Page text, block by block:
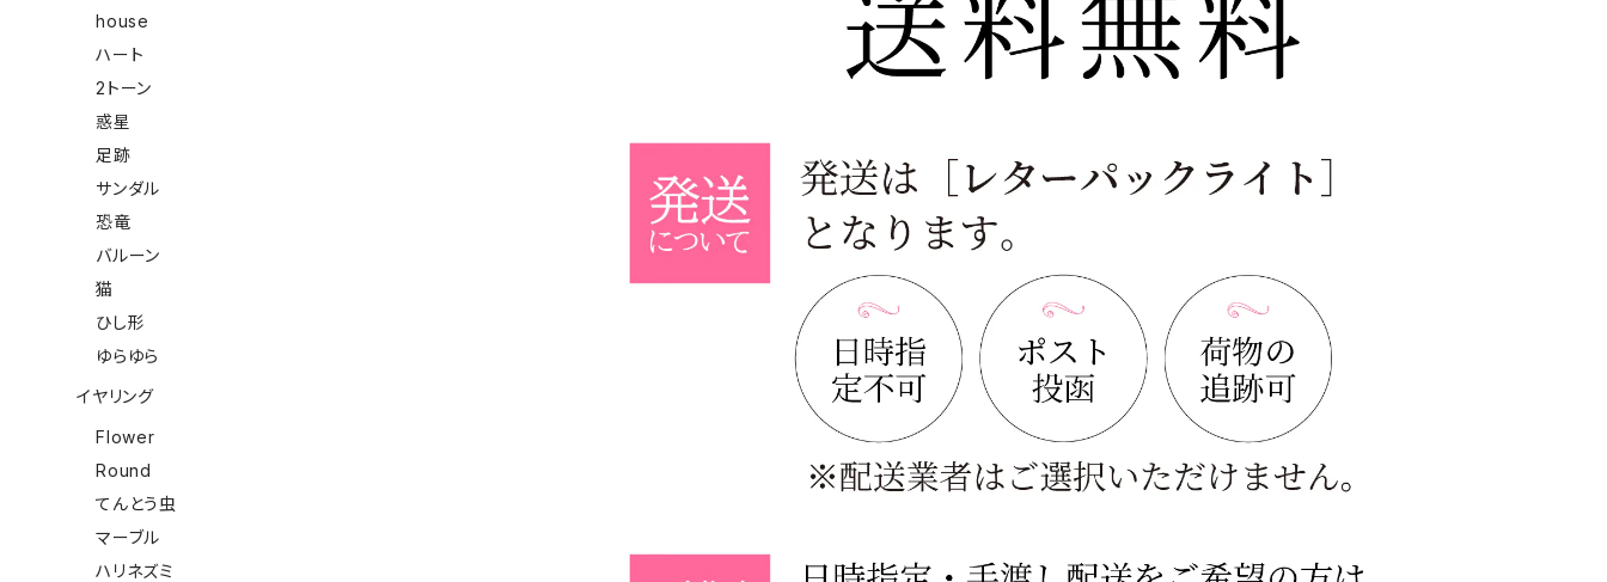
house
ハート
2トーン
惑星
足跡
サンダル
恐竜
バルーン
猫
ひし形
ゆらゆら
イヤリング
Flower
Round
てんとう虫
マーブル
ハリネズミ